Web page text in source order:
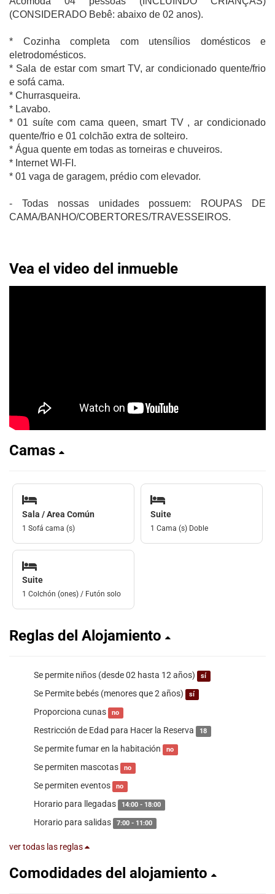
(CONSIDERADO Bebê: abaixo de 02 anos).
* Cozinha completa com utensílios domésticos e
eletrodomésticos.
* Sala de estar com smart TV, ar condicionado quente/frio
e sofá cama.
* Churrasqueira.
* Lavabo.
* 01 suíte com cama queen, smart TV , ar condicionado
quente/frio e 01 colchão extra de solteiro.
* Água quente em todas as torneiras e chuveiros.
* Internet WI-FI.
* 01 vaga de garagem, prédio com elevador.
- Todas nossas unidades possuem: ROUPAS DE
CAMA/BANHO/COBERTORES/TRAVESSEIROS.
Vea el video del inmueble
Camas
Sala / Area Común
1 Sofá cama (s)
Suite
1 Cama (s) Doble
Suite
1 Colchón (ones) / Futón solo
Reglas del Alojamiento
Se permite niños (desde 02 hasta 12 años) sí
Se Permite bebés (menores que 2 años) sí
Proporciona cunas no
Restricción de Edad para Hacer la Reserva 18
Se permite fumar en la habitación no
Se permiten mascotas no
Se permiten eventos no
Horario para llegadas 14:00 - 18:00
Horario para salidas 7:00 - 11:00
ver todas las reglas
Comodidades del alojamiento